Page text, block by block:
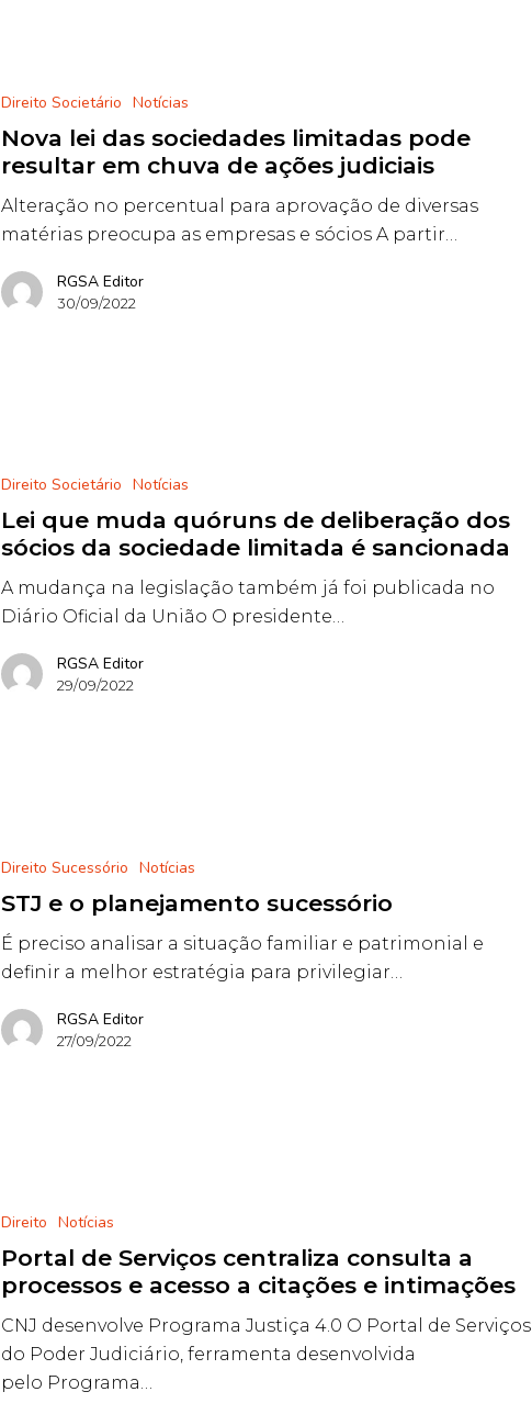
Direito Societário Notícias
Nova lei das sociedades limitadas pode
resultar em chuva de ações judiciais
Alteração no percentual para aprovação de diversas
matérias preocupa as empresas e sócios A partir…
RGSA Editor
30/09/2022
Direito Societário Notícias
Lei que muda quóruns de deliberação dos
sócios da sociedade limitada é sancionada
A mudança na legislação também já foi publicada no
Diário Oficial da União O presidente…
RGSA Editor
29/09/2022
Direito Sucessório Notícias
STJ e o planejamento sucessório
É preciso analisar a situação familiar e patrimonial e
definir a melhor estratégia para privilegiar…
RGSA Editor
27/09/2022
Direito Notícias
Portal de Serviços centraliza consulta a
processos e acesso a citações e intimações
CNJ desenvolve Programa Justiça 4.0 O Portal de Serviços
do Poder Judiciário, ferramenta desenvolvida
pelo Programa…